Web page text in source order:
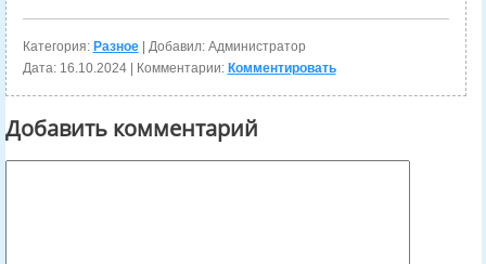
Категория: Разное| Добавил: Администратор
Дата: 16.10.2024| Комментарии: Комментировать
Добавить комментарий